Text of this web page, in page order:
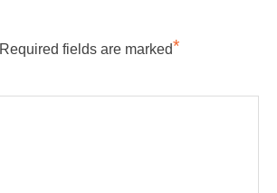
Required fields are marked*